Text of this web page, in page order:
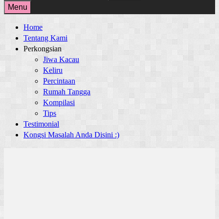
for:
Menu
Home
Tentang Kami
Perkongsian
Jiwa Kacau
Keliru
Percintaan
Rumah Tangga
Kompilasi
Tips
Testimonial
Kongsi Masalah Anda Disini :)